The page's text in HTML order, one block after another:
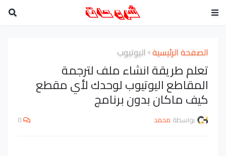
الصفحة الرئيسية اليوتيوب
تعلم طريقة انشاء ملف لترجمة
المقاطع اليوتيوب لوحدك لأي مقطع
كيف ماكان بدون برنامج
بواسطة محمد 0